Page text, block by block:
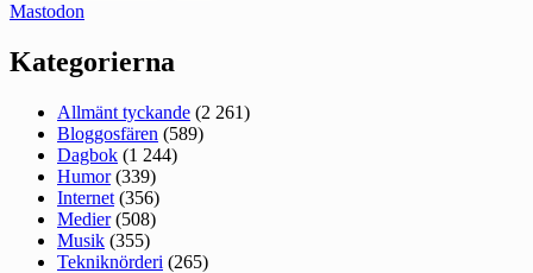
Mastodon
Kategorierna
Allmänt tyckande (2 261)
Bloggosfären (589)
Dagbok (1 244)
Humor(339)
Internet (356)
Medier(508)
Musik (355)
Tekniknörderi (265)